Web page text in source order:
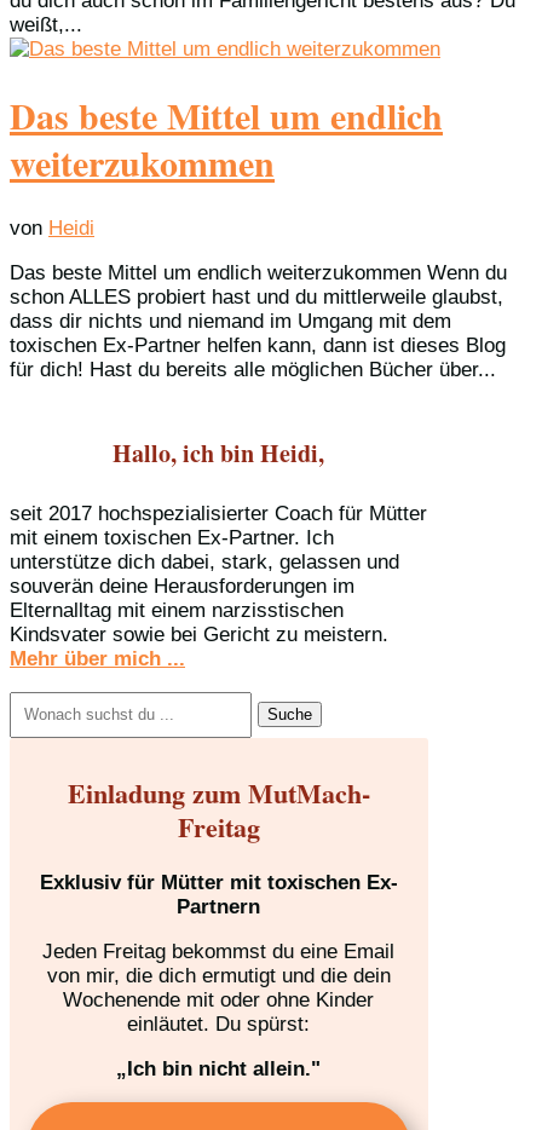
weißt,...
Das beste Mittel um endlich
weiterzukommen
von Heidi
Das beste Mittel um endlich weiterzukommen Wenn du
schon ALLES probiert hast und du mittlerweile glaubst,
dass dir nichts und niemand im Umgang mit dem
toxischen Ex-Partner helfen kann, dann ist dieses Blog
für dich! Hast du bereits alle möglichen Bücher über...
Hallo, ich bin Heidi,
seit 2017 hochspezialisierter Coach für Mütter
mit einem toxischen Ex-Partner. Ich
unterstütze dich dabei, stark, gelassen und
souverän deine Herausforderungen im
Elternalltag mit einem narzisstischen
Kindsvater sowie bei Gericht zu meistern.
Mehr über mich ...
nach:
Einladung zum MutMach-
Freitag
Exklusiv für Mütter mit toxischen Ex-
Partnern
Jeden Freitag bekommst du eine Email
von mir, die dich ermutigt und die dein
Wochenende mit oder ohne Kinder
einläutet. Du spürst:
„Ich bin nicht allein."